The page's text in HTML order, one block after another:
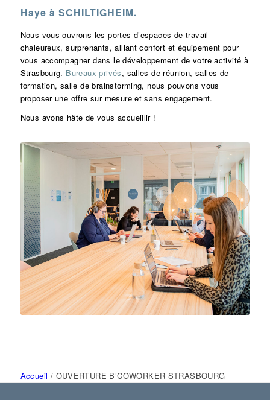
Haye à SCHILTIGHEIM.
Nous vous ouvrons les portes d’espaces de travail
chaleureux, surprenants, alliant confort et équipement pour
vous accompagner dans le développement de votre activité à
Strasbourg. Bureaux privés, salles de réunion, salles de
formation, salle de brainstorming, nous pouvons vous
proposer une offre sur mesure et sans engagement.
Nous avons hâte de vous accueillir !
Accueil / OUVERTURE B’COWORKER STRASBOURG